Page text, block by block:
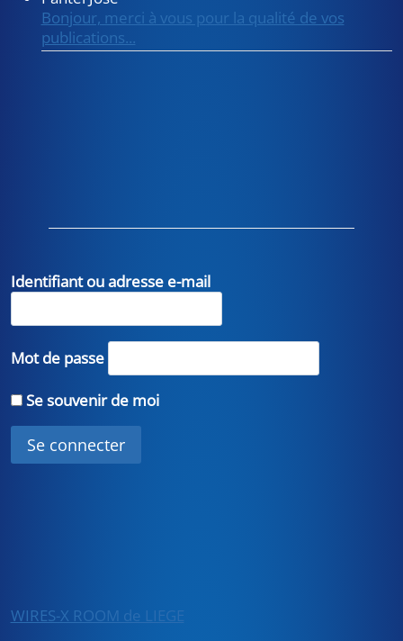
Bonjour, merci à vous pour la qualité de vos
publications...
Identifiant ou adresse e-mail
Mot de passe
Se souvenir de moi
WIRES-X ROOM de LIEGE